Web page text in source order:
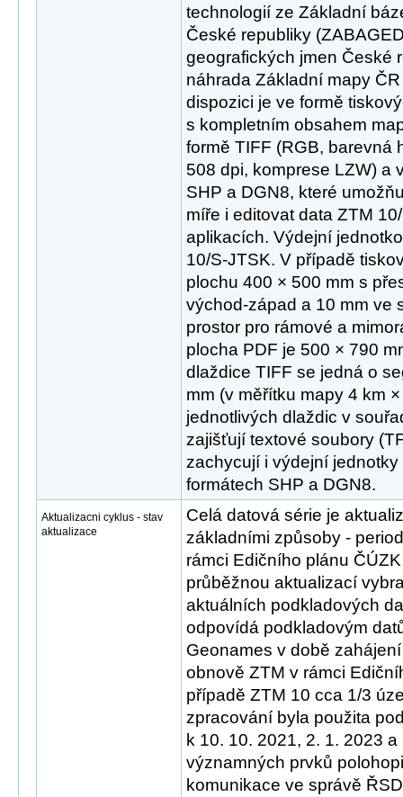
technologií ze Základní
České republiky
geografických jmen České
náhrada Základní mapy
dispozici je ve formě
s kompletním obsahem
formě TIFF (RGB, barevná
508 dpi, komprese LZW) a
SHP a DGN8, které
míře i editovat data ZTM
aplikacích. Výdejní
10/S-JTSK. V případě
plochu 400 × 500 mm s
východ-západ a 10 mm ve
prostor pro rámové a
plocha PDF je 500 × 790
dlaždice TIFF se jedná o
mm (v měřítku mapy 4 km
jednotlivých dlaždic v
zajišťují textové soubory
zachycují i výdejní
formátech SHP a DGN8.
Aktualizacni cyklus - stav
aktualizace
Celá datová série je
základními způsoby -
rámci Edičního plánu
průběžnou aktualizací
aktuálních podkladových
odpovídá podkladovým
Geonames v době
obnově ZTM v rámci
případě ZTM 10 cca 1/3
zpracování byla použita
k 10. 10. 2021, 2. 1. 2023
významných prvků
komunikace ve správě